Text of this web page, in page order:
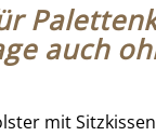
auch
mit